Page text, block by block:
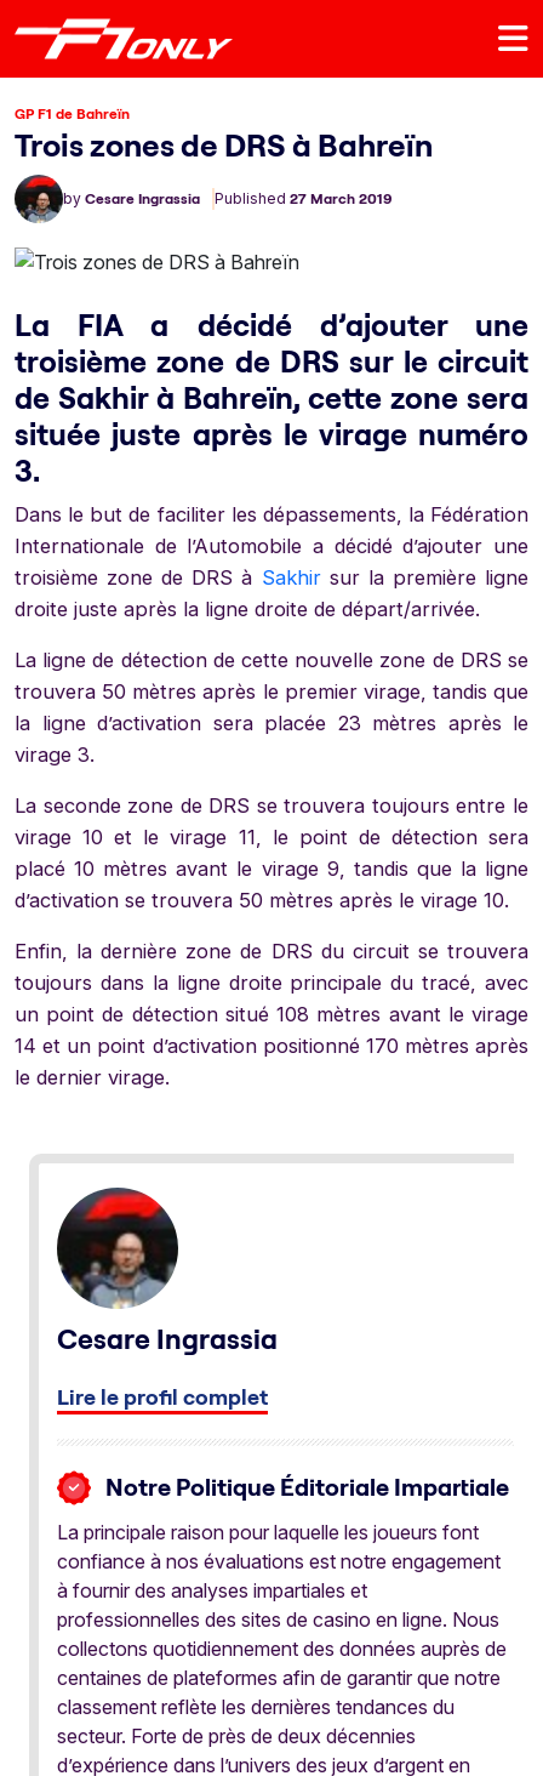
GP F1 de Bahreïn
Trois zones de DRS à Bahreïn
by Cesare Ingrassia Published 27 March 2019
La FIA a décidé d’ajouter une
troisième zone de DRS sur le circuit
de Sakhir à Bahreïn, cette zone sera
située juste après le virage numéro
3.
Dans le but de faciliter les dépassements, la Fédération
Internationale de l’Automobile a décidé d’ajouter une
troisième zone de DRS à Sakhirsur la première ligne
droite juste après la ligne droite de départ/arrivée.
La ligne de détection de cette nouvelle zone de DRS se
trouvera 50 mètres après le premier virage, tandis que
la ligne d’activation sera placée 23 mètres après le
virage 3.
La seconde zone de DRS se trouvera toujours entre le
virage 10 et le virage 11, le point de détection sera
placé 10 mètres avant le virage 9, tandis que la ligne
d’activation se trouvera 50 mètres après le virage 10.
Enfin, la dernière zone de DRS du circuit se trouvera
toujours dans la ligne droite principale du tracé, avec
un point de détection situé 108 mètres avant le virage
14 et un point d’activation positionné 170 mètres après
le dernier virage.
Cesare Ingrassia
Lire le profil complet
Notre Politique Éditoriale Impartiale
La principale raison pour laquelle les joueurs font
confiance à nos évaluations est notre engagement
à fournir des analyses impartiales et
professionnelles des sites de casino en ligne. Nous
collectons quotidiennement des données auprès de
centaines de plateformes afin de garantir que notre
classement reflète les dernières tendances du
secteur. Forte de près de deux décennies
d’expérience dans l’univers des jeux d’argent en